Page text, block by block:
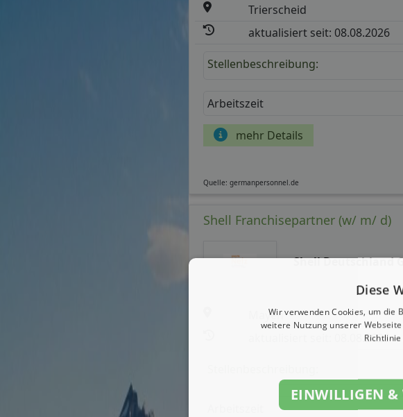
Trierscheid
aktualisiert seit: 08.08.2026
Stellenbeschreibung:
Arbeitszeit
mehr Details
Quelle: germanpersonnel.de
Shell Franchisepartner (w/ m/ d)
Shell Deutschland
Mayen
aktualisiert seit: 08.08.2026
Diese
Wir verwenden Cookies, um die
weitere Nutzung unserer
Richtlinie
EINWILLIGEN &